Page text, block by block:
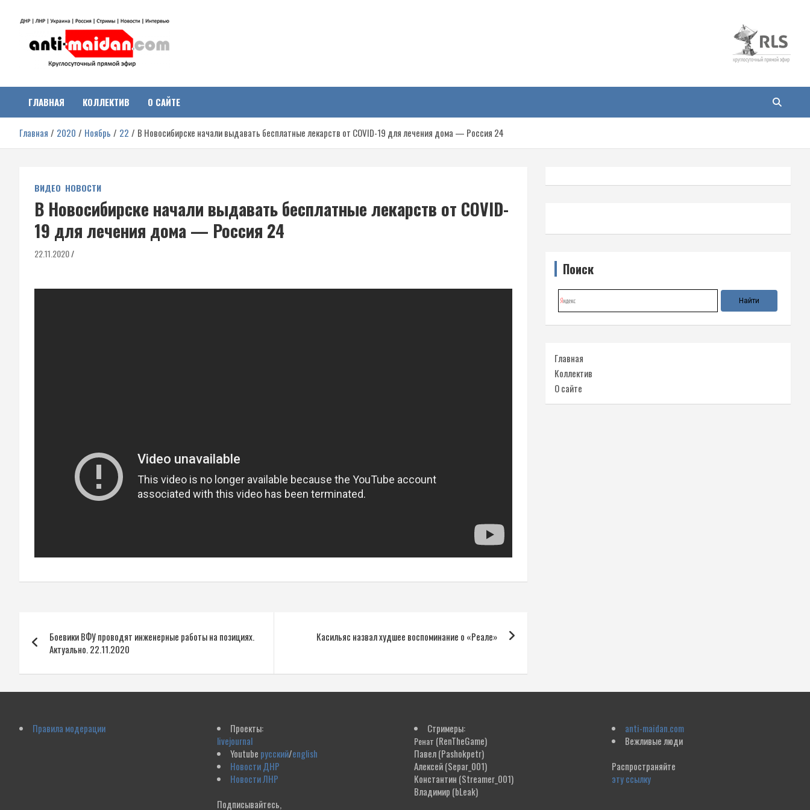
Антимайдан:
Гражданская война на
Украине
о гражданской войне на Украине, включая события в Новороссии,
ДНР, ЛНР и других регионах.
ГЛАВНАЯ КОЛЛЕКТИВ О САЙТЕ
Главная 2020 Ноябрь 22 В Новосибирске начали выдавать бесплатные лекарств от COVID-19 для лечения дома — Россия 24
ВИДЕО НОВОСТИ
В Новосибирске начали выдавать бесплатные лекарств от COVID-
19 для лечения дома — Россия 24
22.11.2020
по
записям
Боевики ВФУ проводят инженерные работы на позициях.
Актуально. 22.11.2020
Касильяс назвал худшее воспоминание о «Реале»
Поиск
Главная
Коллектив
О сайте
Правила модерации
Проекты:
livejournal
Youtube русский/english
Новости ДНР
Новости ЛНР
Подписывайтесь,
Стримеры:
Ренат (RenTheGame)
Павел(Pashokpetr)
Алексей(Separ_001)
Константин (Streamer_001)
Владимир (bLeak)
anti-maidan.com
Вежливые люди
Распространяйте
эту ссылку